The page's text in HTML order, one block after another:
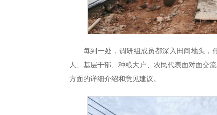
每到一处，调研组成员都深入田间地头，
人、基层干部、种粮大户、农民代表面对面交
方面的详细介绍和意见建议。